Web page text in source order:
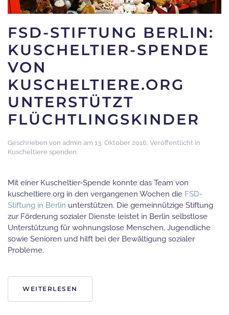
FSD-STIFTUNG BERLIN:
KUSCHELTIER-SPENDE
VON
KUSCHELTIERE.ORG
UNTERSTÜTZT
FLÜCHTLINGSKINDER
Geschrieben von admin am 13. Oktober 2016. Veröffentlicht in
Kuscheltiere spenden.
Mit einer Kuscheltier-Spende konnte das Team von
kuscheltiere.org in den vergangenen Wochen die FSD-
Stiftung in Berlin unterstützen. Die gemeinnützige Stiftung
zur Förderung sozialer Dienste leistet in Berlin selbstlose
Unterstützung für wohnungslose Menschen, Jugendliche
sowie Senioren und hilft bei der Bewältigung sozialer
Probleme.
WEITERLESEN